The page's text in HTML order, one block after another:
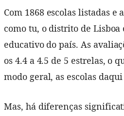
Com 1868 escolas listadas e
como tu, o distrito de
educativo do país. As
os 4.4 a 4.5 de 5 estrelas, o
modo geral, as escolas
Mas, há diferenças